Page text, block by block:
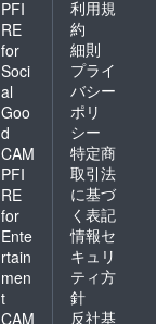
PFI
RE
for
Soci
al
Goo
d
CAM
PFI
RE
for
Ente
rtain
men
t
CAM
利用規
約
細則
プライ
バシー
ポリ
シー
特定商
取引法
に基づ
く表記
情報セ
キュリ
ティ方
針
反社基